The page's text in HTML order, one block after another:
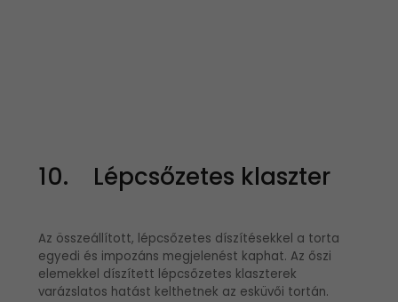
10. Lépcsőzetes klaszter
Az összeállított, lépcsőzetes díszítésekkel a torta
egyedi és impozáns megjelenést kaphat. Az őszi
elemekkel díszített lépcsőzetes klaszterek
varázslatos hatást kelthetnek az esküvői tortán.